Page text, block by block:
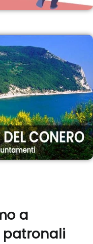
a